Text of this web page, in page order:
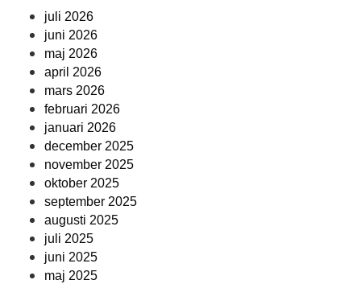
juli 2026
juni 2026
maj 2026
april 2026
mars 2026
februari 2026
januari 2026
december 2025
november 2025
oktober 2025
september 2025
augusti 2025
juli 2025
juni 2025
maj 2025